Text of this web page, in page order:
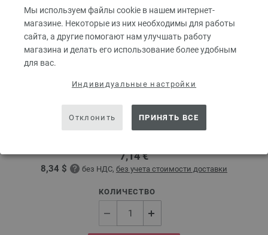
Мы используем файлы cookie в нашем интернет-
магазине. Некоторые из них необходимы для работы
сайта, а другие помогают нам улучшать работу
магазина и делать его использование более удобным
для вас.
Индивидуальные настройки
Отклонить ПРИНЯТЬ ВСЕ
Круговые спицы Design-Holz Multicolor № 3,0
Круговые спицы LANA GROSSA Design-Holz Multicolor № 3,0 длина 80
7,14 €
8,34 $ без НДС, без учета стоимости доставки
КОЛИЧЕСТВО